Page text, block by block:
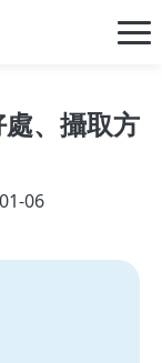
、攝取方
06